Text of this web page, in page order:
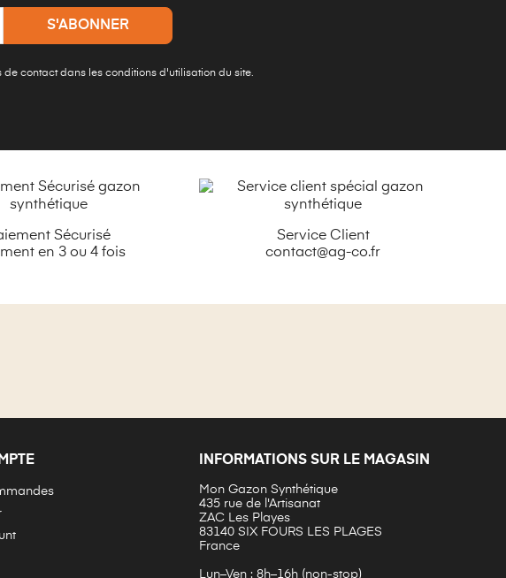
de contact dans les conditions d'utilisation du site.
Sécurisé
en 3 ou 4 fois
Service Client
contact@ag-co.fr
INFORMATIONS SUR LE MAGASIN
Mon Gazon Synthétique
435 rue de l'Artisanat
ZAC Les Playes
83140 SIX FOURS LES PLAGES
France
Lun–Ven : 8h–16h (non-stop)